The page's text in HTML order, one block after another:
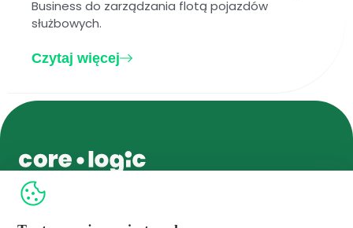
Business do zarządzania flotą pojazdów
służbowych.
Czytaj więcej